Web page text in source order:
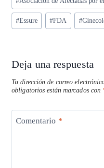
p
p
m o
k
la
entrada:
#Essure #FDA #
Deja una respuesta
Tu dirección de correo
obligatorios están marcados con
Comentario *